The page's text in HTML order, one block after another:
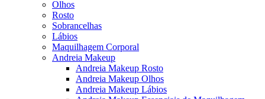
Olhos
Rosto
Sobrancelhas
Lábios
Maquilhagem Corporal
Andreia Makeup
Andreia Makeup Rosto
Andreia Makeup Olhos
Andreia Makeup Lábios